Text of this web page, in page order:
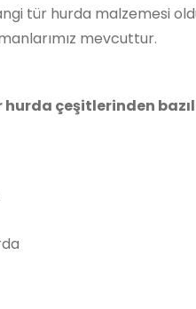
tür hurda malzemesi
mevcuttur.
hurda çeşitlerinden